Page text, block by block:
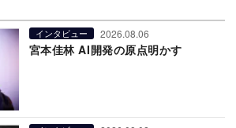
インタビュー 2026.08.06
宮本佳林 AI開発の原点明かす